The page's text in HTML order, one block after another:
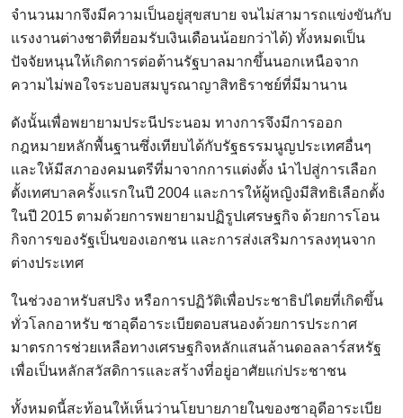
จำนวนมากจึงมีความเป็นอยู่สุขสบาย จนไม่สามารถแข่งขันกับ
แรงงานต่างชาติที่ยอมรับเงินเดือนน้อยกว่าได้) ทั้งหมดเป็น
ปัจจัยหนุนให้เกิดการต่อต้านรัฐบาลมากขึ้นนอกเหนือจาก
ความไม่พอใจระบอบสมบูรณาญาสิทธิราชย์ที่มีมานาน
ดังนั้นเพื่อพยายามประนีประนอม ทางการจึงมีการออก
กฎหมายหลักพื้นฐานซึ่งเทียบได้กับรัฐธรรมนูญประเทศอื่นๆ
และให้มีสภาองคมนตรีที่มาจากการแต่งตั้ง นำไปสู่การเลือก
ตั้งเทศบาลครั้งแรกในปี 2004 และการให้ผู้หญิงมีสิทธิเลือกตั้ง
ในปี 2015 ตามด้วยการพยายามปฏิรูปเศรษฐกิจ ด้วยการโอน
กิจการของรัฐเป็นของเอกชน และการส่งเสริมการลงทุนจาก
ต่างประเทศ
ในช่วงอาหรับสปริง หรือการปฏิวัติเพื่อประชาธิปไตยที่เกิดขึ้น
ทั่วโลกอาหรับ ซาอุดีอาระเบียตอบสนองด้วยการประกาศ
มาตรการช่วยเหลือทางเศรษฐกิจหลักแสนล้านดอลลาร์สหรัฐ
เพื่อเป็นหลักสวัสดิการและสร้างที่อยู่อาศัยแก่ประชาชน
ทั้งหมดนี้สะท้อนให้เห็นว่านโยบายภายในของซาอุดีอาระเบีย